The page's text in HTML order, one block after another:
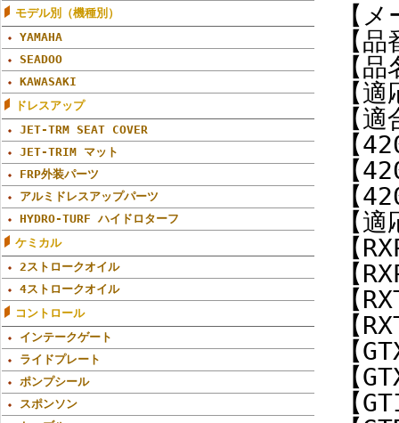
モデル別（機種別）
YAMAHA
SEADOO
KAWASAKI
ドレスアップ
JET-TRM SEAT COVER
JET-TRIM マット
FRP外装パーツ
アルミドレスアップパーツ
HYDRO-TURF ハイドロターフ
ケミカル
2ストロークオイル
4ストロークオイル
コントロール
インテークゲート
ライドプレート
ポンプシール
スポンソン
【
【
【
【
【
【
【
【
【
【
【
【
【
【
【
【